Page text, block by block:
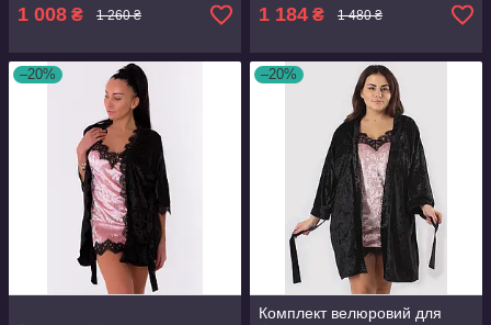
1 008 ₴ 1 260 ₴ 1 184 ₴ 1 480 ₴
–20% –20%
Комплект велюровий для